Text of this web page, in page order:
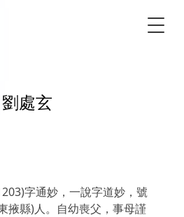
劉處玄
字通妙，一說字道妙，號
掖縣)人。自幼喪父，事母謹